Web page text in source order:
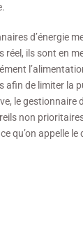
d’énergie
ils sont en
afin de limiter la
le gestionnaire
non
qu’on appelle le